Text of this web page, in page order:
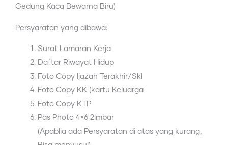
Gedung Kaca Bewarna Biru)
Persyaratan yang dibawa:
Surat Lamaran Kerja
Daftar Riwayat Hidup
Foto Copy Ijazah Terakhir/Skl
Foto Copy KK (kartu Keluarga
Foto Copy KTP
Pas Photo 4×6 2lmbar
(Apablia ada Persyaratan di atas yang kurang,